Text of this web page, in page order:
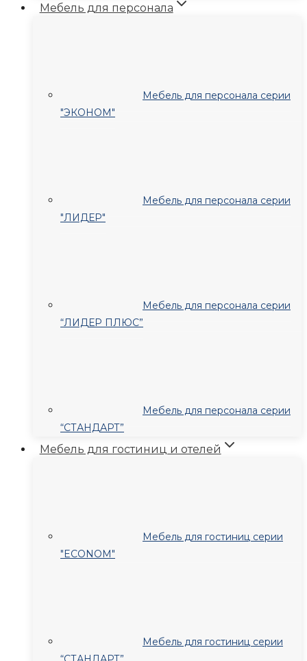
Мебель для персонала
Мебель для персонала серии
"ЭКОНОМ"
Мебель для персонала серии
"ЛИДЕР"
Мебель для персонала серии
“ЛИДЕР ПЛЮС”
Мебель для персонала серии
“СТАНДАРТ”
Мебель для гостиниц и отелей
Мебель для гостиниц серии
"ECONOM"
Мебель для гостиниц серии